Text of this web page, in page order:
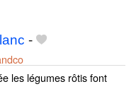
-
les légumes rôtis font